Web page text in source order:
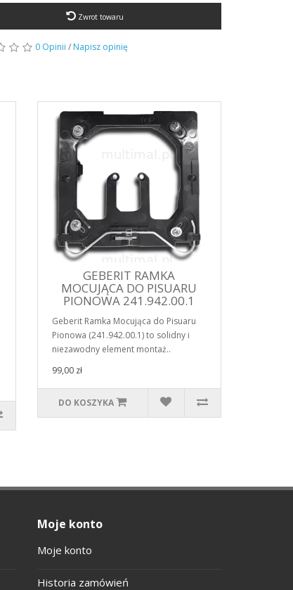
Zwrot towaru
0 Opinii / Napisz opinię
GEBERIT RAMKA
MOCUJĄCA DO PISUARU
PIONOWA 241.942.00.1
Geberit Ramka Mocująca do Pisuaru
Pionowa (241.942.00.1) to solidny i
niezawodny element montaż..
99,00 zł
DO KOSZYKA
Moje konto
Moje konto
Historia zamówień